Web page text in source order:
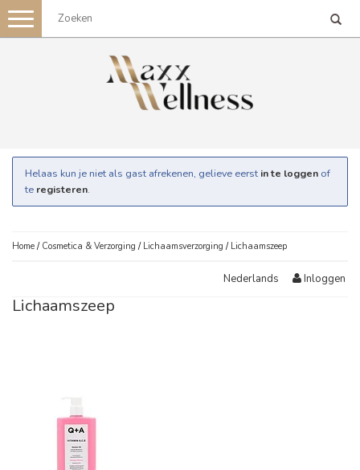
Toggle
navigation
Helaas kun je niet als gast afrekenen, gelieve eerst in te loggen of
te registeren.
Home / Cosmetica & Verzorging / Lichaamsverzorging / Lichaamszeep
Nederlands Inloggen
Lichaamszeep